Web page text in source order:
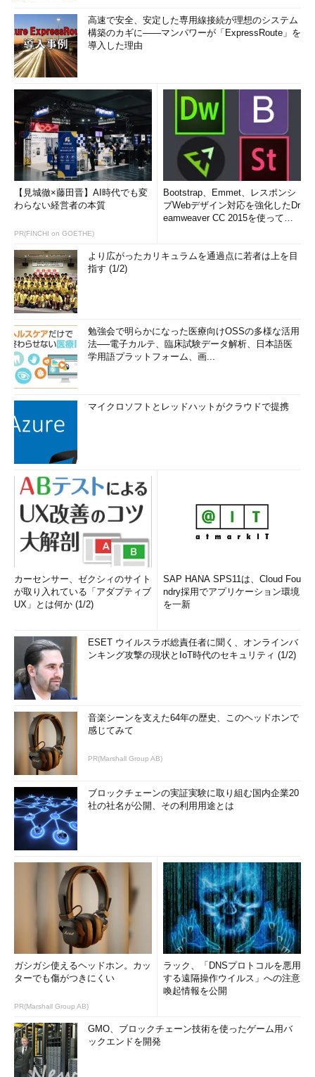
高速で安全、安定した専用線接続が理想のシステム
構築のカギに――マンパワーが「ExpressRoute」を
導入した理由
【見城徹×藤田晋】AI時代でも変
わらない経営者の本質
PR(FINCHI on GOETHE)
Bootstrap、Emmet、レスポンシ
ブWebデザイン対応を強化したDr
eamweaver CC 2015を使って
より広がったカリキュラムを通過点に若者は上を目
指す (1/2)
勉強会で明らかになった医療向けOSSの多様な活用
法──電子カルテ、臨床試験データ解析、日本語医
学用語プラットフォーム、画...
マイクロソフトとレッドハットがクラウドで提携
カーセンサー、ゼクシィのサイト
が取り入れている「アダプティブ
UX」とは何か (1/2)
SAP HANA SPS11は、Cloud Fou
ndry採用でアプリケーション環境
を一新
ESET ウイルスラボ総責任者に聞く、オンラインバ
ンキング攻撃の現状とIoT時代のセキュリティ (1/2)
音楽シーンを支えた64年の歴史、このヘッドホンで
感じてみて
PR(Marshall Group AB)
ブロックチェーンの実証実験に取り組む国内企業20
社の社名が公開、その利用用途とは
ガシガシ使えるヘッドホン。カッ
ターでも傷がつきにくい
PR(Marshall Group AB)
ラック、「DNSプロトコルを悪用
する遠隔操作ウイルス」への注意
喚起情報を公開
GMO、ブロックチェーン技術を使ったゲーム用バ
ックエンドを開発